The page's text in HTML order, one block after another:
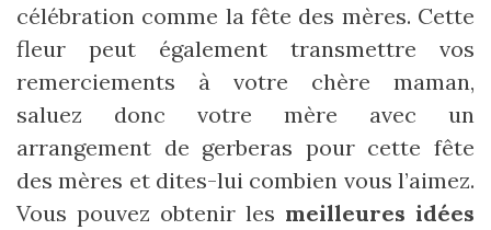
célébration comme la fête des mères. Cette
fleur peut également transmettre vos
remerciements à votre chère maman,
saluez donc votre mère avec un
arrangement de gerberas pour cette fête
des mères et dites-lui combien vous l’aimez.
Vous pouvez obtenir les meilleures idées